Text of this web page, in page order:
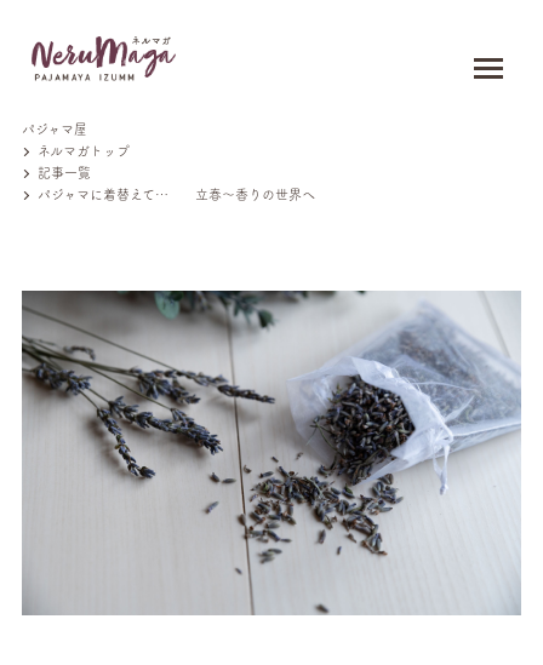
パジャマ屋
ネルマガトップ
記事一覧
パジャマに着替えて… 立春～香りの世界へ